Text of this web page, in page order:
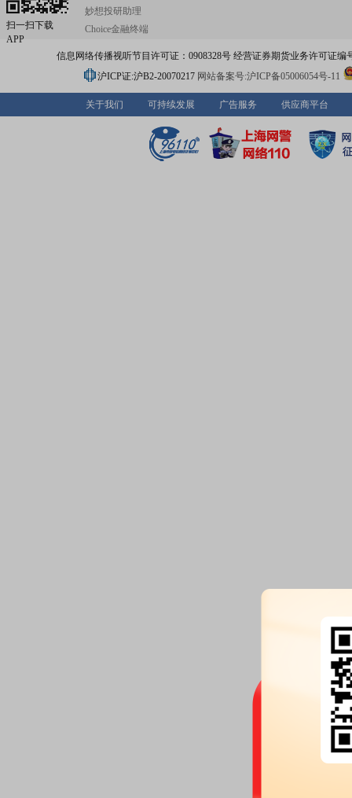
扫一扫下载
APP
妙想投研助理
Choice金融终端
信息网络传播视听节目许可证：0908328号 经营证券期货业务许可证编
沪ICP证:沪B2-20070217 网站备案号:沪ICP备05006054号-11
关于我们 可持续发展 广告服务 供应商平台